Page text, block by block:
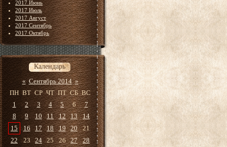
2017 Июнь
2017 Июль
2017 Август
2017 Сентябрь
2017 Октябрь
Календарь
« Сентябрь 2014 »
ПН ВТ СР ЧТ ПТ СБ ВС
1
2 3 4 5 6
7
8
9 10 11 12 13
14
15
16 17 18 19 20
21
22
23 24 25 26 27
28